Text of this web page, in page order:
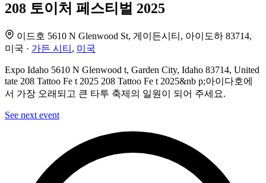
208 토이처 페스티벌 2025
이드호 5610 N Glenwood St, 게이든시티, 아이도하 83714,
미국 · 가든 시티 , 미국
Expo Idaho 5610 N Glenwood t, Garden City, Idaho 83714, United
tate 208 Tattoo Fe t 2025 208 Tattoo Fe t 2025&nb p;아이다호에
서 가장 오래되고 큰 타투 축제의 일원이 되어 주세요.
See next event